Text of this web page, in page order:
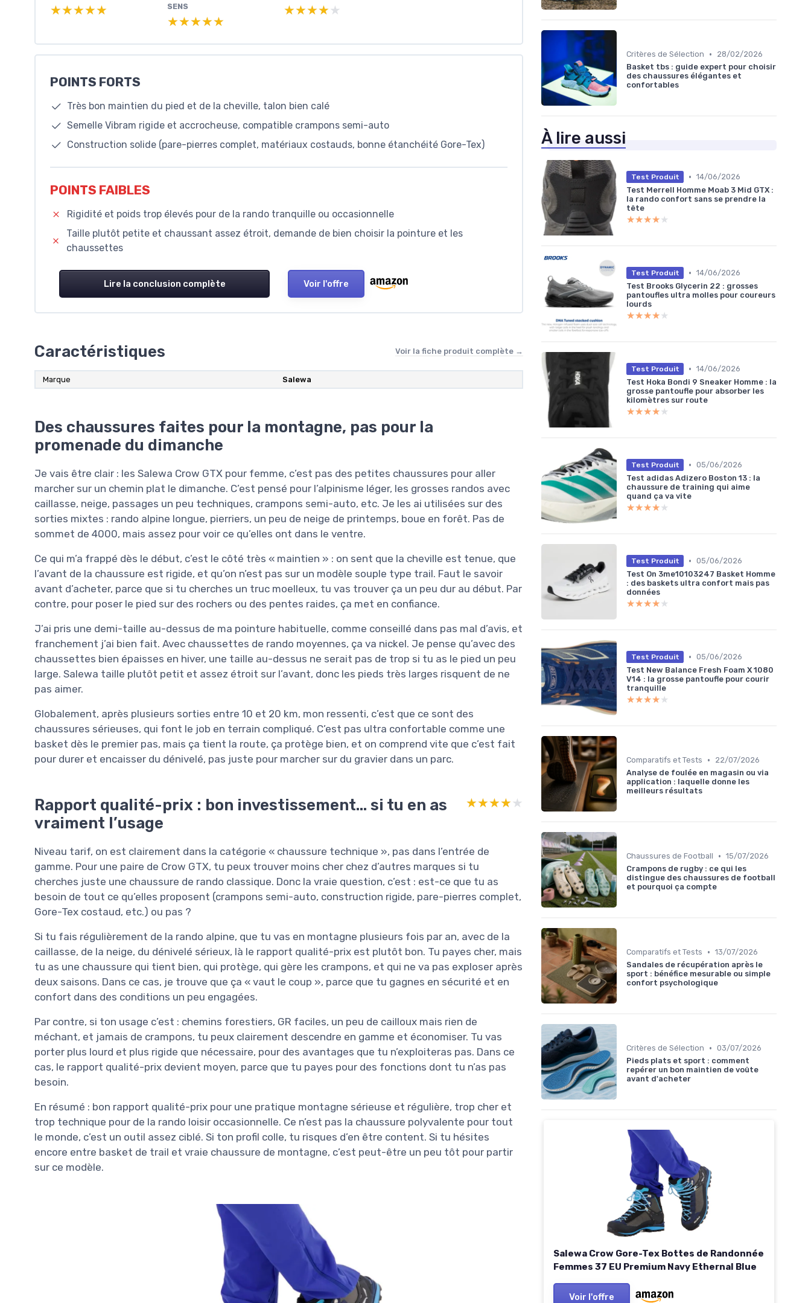
★★★★★
★★★★★
SENS
★★★★★
★★★★★
★★★★★
★★★★★
POINTS FORTS
Très bon maintien du pied et de la cheville, talon bien calé
Semelle Vibram rigide et accrocheuse, compatible crampons semi-auto
Construction solide (pare-pierres complet, matériaux costauds, bonne étanchéité Gore-Tex)
POINTS FAIBLES
Rigidité et poids trop élevés pour de la rando tranquille ou occasionnelle
Taille plutôt petite et chaussant assez étroit, demande de bien choisir la pointure et les
chaussettes
Lire la conclusion complète Voir l'offre
Caractéristiques Voir la fiche produit complète →
Marque Salewa
Des chaussures faites pour la montagne, pas pour la
promenade du dimanche
Je vais être clair : les Salewa Crow GTX pour femme, c’est pas des petites chaussures pour aller
marcher sur un chemin plat le dimanche. C’est pensé pour l’alpinisme léger, les grosses randos avec
caillasse, neige, passages un peu techniques, crampons semi-auto, etc. Je les ai utilisées sur des
sorties mixtes : rando alpine longue, pierriers, un peu de neige de printemps, boue en forêt. Pas de
sommet de 4000, mais assez pour voir ce qu’elles ont dans le ventre.
Ce qui m’a frappé dès le début, c’est le côté très « maintien » : on sent que la cheville est tenue, que
l’avant de la chaussure est rigide, et qu’on n’est pas sur un modèle souple type trail. Faut le savoir
avant d’acheter, parce que si tu cherches un truc moelleux, tu vas trouver ça un peu dur au début. Par
contre, pour poser le pied sur des rochers ou des pentes raides, ça met en confiance.
J’ai pris une demi-taille au-dessus de ma pointure habituelle, comme conseillé dans pas mal d’avis, et
franchement j’ai bien fait. Avec chaussettes de rando moyennes, ça va nickel. Je pense qu’avec des
chaussettes bien épaisses en hiver, une taille au-dessus ne serait pas de trop si tu as le pied un peu
large. Salewa taille plutôt petit et assez étroit sur l’avant, donc les pieds très larges risquent de ne
pas aimer.
Globalement, après plusieurs sorties entre 10 et 20 km, mon ressenti, c’est que ce sont des
chaussures sérieuses, qui font le job en terrain compliqué. C’est pas ultra confortable comme une
basket dès le premier pas, mais ça tient la route, ça protège bien, et on comprend vite que c’est fait
pour durer et encaisser du dénivelé, pas juste pour marcher sur du gravier dans un parc.
Rapport qualité-prix : bon investissement… si tu en as
vraiment l’usage
★★★★★
★★★★★
Niveau tarif, on est clairement dans la catégorie « chaussure technique », pas dans l’entrée de
gamme. Pour une paire de Crow GTX, tu peux trouver moins cher chez d’autres marques si tu
cherches juste une chaussure de rando classique. Donc la vraie question, c’est : est-ce que tu as
besoin de tout ce qu’elles proposent (crampons semi-auto, construction rigide, pare-pierres complet,
Gore-Tex costaud, etc.) ou pas ?
Si tu fais régulièrement de la rando alpine, que tu vas en montagne plusieurs fois par an, avec de la
caillasse, de la neige, du dénivelé sérieux, là le rapport qualité-prix est plutôt bon. Tu payes cher, mais
tu as une chaussure qui tient bien, qui protège, qui gère les crampons, et qui ne va pas exploser après
deux saisons. Dans ce cas, je trouve que ça « vaut le coup », parce que tu gagnes en sécurité et en
confort dans des conditions un peu engagées.
Par contre, si ton usage c’est : chemins forestiers, GR faciles, un peu de cailloux mais rien de
méchant, et jamais de crampons, tu peux clairement descendre en gamme et économiser. Tu vas
porter plus lourd et plus rigide que nécessaire, pour des avantages que tu n’exploiteras pas. Dans ce
cas, le rapport qualité-prix devient moyen, parce que tu payes pour des fonctions dont tu n’as pas
besoin.
En résumé : bon rapport qualité-prix pour une pratique montagne sérieuse et régulière, trop cher et
trop technique pour de la rando loisir occasionnelle. Ce n’est pas la chaussure polyvalente pour tout
le monde, c’est un outil assez ciblé. Si ton profil colle, tu risques d’en être content. Si tu hésites
encore entre basket de trail et vraie chaussure de montagne, c’est peut-être un peu tôt pour partir
sur ce modèle.
Critères de Sélection •
28/02/2026
Basket tbs : guide expert pour choisir
des chaussures élégantes et
confortables
À lire aussi
Test Produit • 14/06/2026
Test Merrell Homme Moab 3 Mid GTX :
la rando confort sans se prendre la
tête
★★★★★
★★★★★
Test Produit • 14/06/2026
Test Brooks Glycerin 22 : grosses
pantoufles ultra molles pour coureurs
lourds
★★★★★
★★★★★
Test Produit • 14/06/2026
Test Hoka Bondi 9 Sneaker Homme : la
grosse pantoufle pour absorber les
kilomètres sur route
★★★★★
★★★★★
Test Produit • 05/06/2026
Test adidas Adizero Boston 13 : la
chaussure de training qui aime
quand ça va vite
★★★★★
★★★★★
Test Produit • 05/06/2026
Test On 3me10103247 Basket Homme
: des baskets ultra confort mais pas
données
★★★★★
★★★★★
Test Produit • 05/06/2026
Test New Balance Fresh Foam X 1080
V14 : la grosse pantoufle pour courir
tranquille
★★★★★
★★★★★
Comparatifs et Tests •
22/07/2026
Analyse de foulée en magasin ou via
application : laquelle donne les
meilleurs résultats
Chaussures de Football • 15/07/2026
Crampons de rugby : ce qui les
distingue des chaussures de football
et pourquoi ça compte
Comparatifs et Tests • 13/07/2026
Sandales de récupération après le
sport : bénéfice mesurable ou simple
confort psychologique
Critères de Sélection • 03/07/2026
Pieds plats et sport : comment
repérer un bon maintien de voûte
avant d'acheter
Salewa Crow Gore-Tex Bottes de Randonnée
Femmes 37 EU Premium Navy Ethernal Blue
Voir l'offre